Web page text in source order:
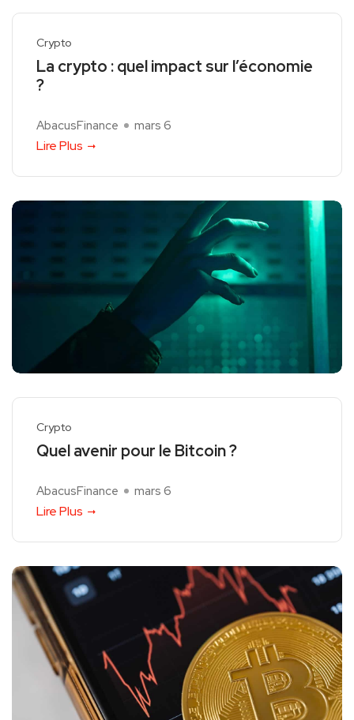
Crypto
La crypto : quel impact sur l’économie
?
AbacusFinance mars 6
Lire Plus
Crypto
Quel avenir pour le Bitcoin ?
AbacusFinance mars 6
Lire Plus